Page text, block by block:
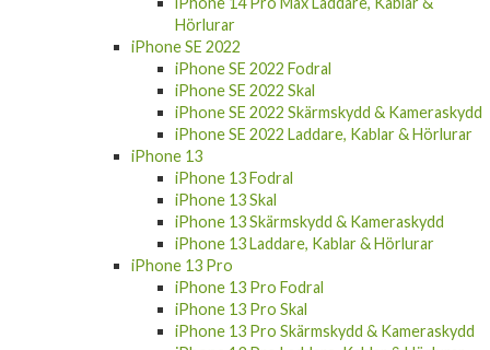
iPhone 14 Pro Max Fodral
iPhone 14 Pro Max Skal
iPhone 14 Pro Max Skärmskydd &
Kameraskydd
iPhone 14 Pro Max Laddare, Kablar &
Hörlurar
iPhone SE 2022
iPhone SE 2022 Fodral
iPhone SE 2022 Skal
iPhone SE 2022 Skärmskydd & Kameraskydd
iPhone SE 2022 Laddare, Kablar & Hörlurar
iPhone 13
iPhone 13 Fodral
iPhone 13 Skal
iPhone 13 Skärmskydd & Kameraskydd
iPhone 13 Laddare, Kablar & Hörlurar